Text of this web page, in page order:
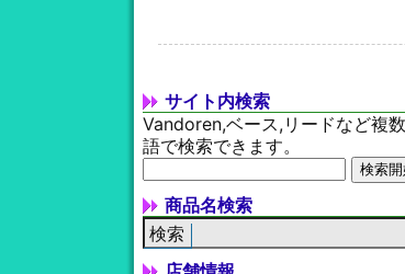
サイト内検索
Vandoren,ベース,リードなど複
語で検索できます。
商品名検索